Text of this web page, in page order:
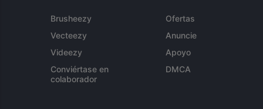
Brusheezy
Vecteezy
Videezy
Conviértase en
colaborador
Ofertas
Anuncie
Apoyo
DMCA